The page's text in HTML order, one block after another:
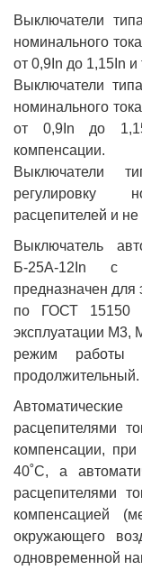
Выключатели
номинального
от 0,9In до 1,15In
Выключатели
номинального
от 0,9In до
компенсации.
Выключатели
регулировку
расцепителей и
Выключатель
Б-25А-12In с
предназначен для
по ГОСТ 15150 и
эксплуатации
режим работы
продолжительный.
расцепителями
компенсации,
40˚С, а
расцепителями
компенсацией
окружающего
одновременной